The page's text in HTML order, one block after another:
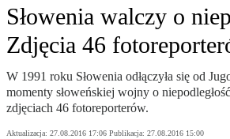
Słowenia walczy o
Zdjęcia 46
W 1991 roku Słowenia odłączyła się od
momenty słoweńskiej wojny o
zdjęciach 46 fotoreporterów.
Aktualizacja: 27.08.2016 17:06 Publikacja: 27.08.2016 15:00